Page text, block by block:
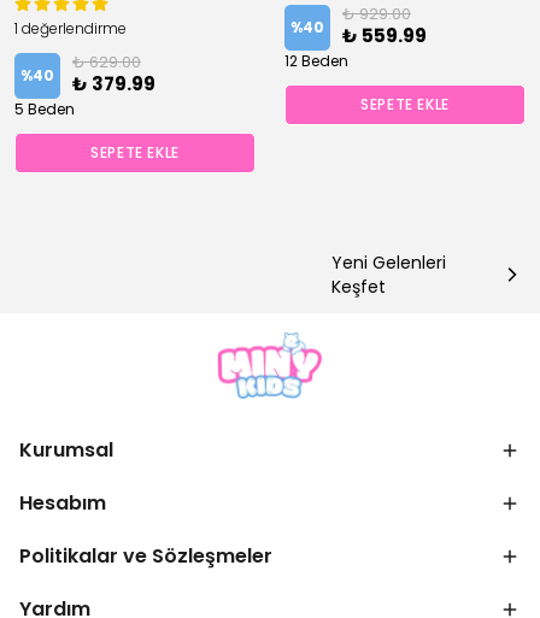
1 değerlendirme
%40
₺ 629.00
₺ 379.99
5 Beden
SEPETE EKLE
%40
₺ 929.00
₺ 559.99
12 Beden
SEPETE EKLE
Yeni Gelenleri
Keşfet
Kurumsal
Hesabım
Politikalar ve Sözleşmeler
Yardım